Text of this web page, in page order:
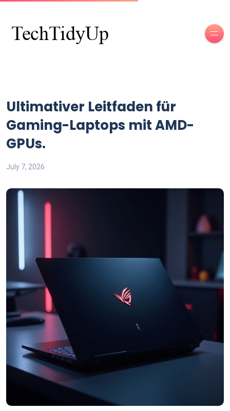
Ultimativer Leitfaden für
Gaming-Laptops mit AMD-
GPUs.
July 7, 2026